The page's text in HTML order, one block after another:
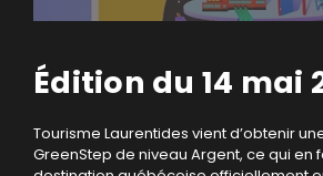
Édition du 14 mai
Tourisme Laurentides vient d’obtenir
GreenStep de niveau Argent, ce qui en